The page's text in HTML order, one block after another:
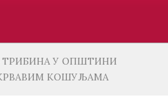
ТРИБИНА У ОПШТИНИ
КОШУЉАМА